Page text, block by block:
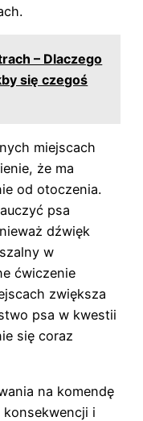
– Dlaczego
się czegoś
miejscach
że ma
od otoczenia.
psa
dźwięk
w
ćwiczenie
zwiększa
psa w kwestii
się coraz
na komendę
i